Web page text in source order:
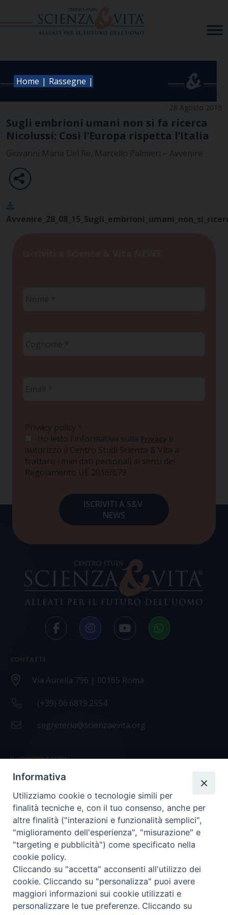
Home | Rassegne |
28 Agosto 2015
Sugli embrioni umani non si fa ricerca
Nicolussi: Così l’Europa rispetta l’Italia
Giovanni Maria Del Re, Marcello Palmieri – Avvenire
Privacy policy *
Ho letto l'informativa sulla Privacy e
autorizzo il Centro Studi Scienza & Vita a
trattare i miei dati personali ai sensi del
Regolamento UE 2016/679
CONTATTI
Via Aurelia 796 | 00165 Roma
(+39) 06.6819.2554
segreteria@scienzaevita.org
IL CENTRO STUDI
La nostra storia
Statuto
Presidenza e ufficio presidenza
Consiglio scientifico
Coordinamento nazionale
Informativa
Utilizziamo cookie o tecnologie simili per
finalità tecniche e, con il tuo consenso, anche per
altre finalità ("interazioni e funzionalità semplici",
"miglioramento dell'esperienza", "misurazione" e
"targeting e pubblicità") come specificato nella
cookie policy.
Cliccando su "accetta" acconsenti all'utilizzo dei
cookie. Cliccando su "personalizza" puoi avere
maggiori informazioni sui cookie utilizzati e
personalizzare le tue preferenze. Cliccando su